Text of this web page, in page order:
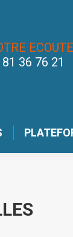
ECOUTE
36 76 21